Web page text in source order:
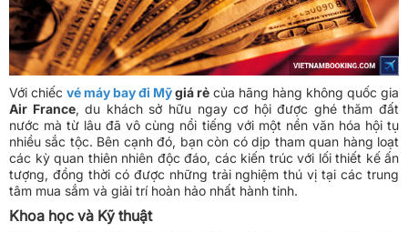
Với chiếc vé máy bay đi Mỹgiá rẻ của hãng hàng không quốc gia
Air France, du khách sở hữu ngay cơ hội được ghé thăm đất
nước mà từ lâu đã vô cùng nổi tiếng với một nền văn hóa hội tụ
nhiều sắc tộc. Bên cạnh đó, bạn còn có dịp tham quan hàng loạt
các kỳ quan thiên nhiên độc đáo, các kiến trúc với lối thiết kế ấn
tượng, đồng thời có được những trải nghiệm thú vị tại các trung
tâm mua sắm và giải trí hoàn hảo nhất hành tinh.
Khoa học và Kỹ thuật